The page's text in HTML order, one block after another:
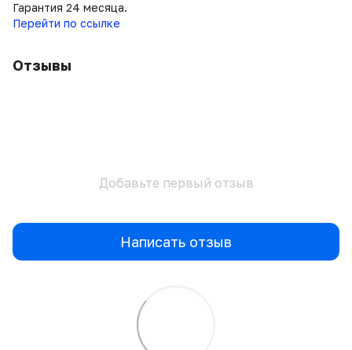
Гарантия 24 месяца.
Перейти по ссылке
Отзывы
Добавьте первый отзыв
Написать отзыв